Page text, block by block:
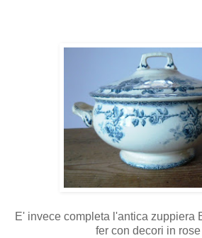
E' invece completa l'antica zuppiera
fer con decori in